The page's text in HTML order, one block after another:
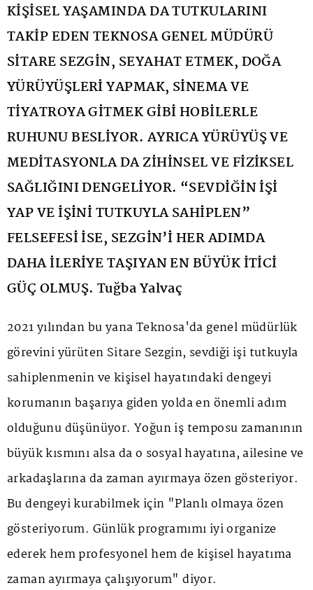
KİŞİSEL YAŞAMINDA DA TUTKULARINI
TAKİP EDEN TEKNOSA GENEL MÜDÜRÜ
SİTARE SEZGİN, SEYAHAT ETMEK, DOĞA
YÜRÜYÜŞLERİ YAPMAK, SİNEMA VE
TİYATROYA GİTMEK GİBİ HOBİLERLE
RUHUNU BESLİYOR. AYRICA YÜRÜYÜŞ VE
MEDİTASYONLA DA ZİHİNSEL VE FİZİKSEL
SAĞLIĞINI DENGELİYOR. “SEVDİĞİN İŞİ
YAP VE İŞİNİ TUTKUYLA SAHİPLEN”
FELSEFESİ İSE, SEZGİN’İ HER ADIMDA
DAHA İLERİYE TAŞIYAN EN BÜYÜK İTİCİ
GÜÇ OLMUŞ. Tuğba Yalvaç
2021 yılından bu yana Teknosa'da genel müdürlük
görevini yürüten Sitare Sezgin, sevdiği işi tutkuyla
sahiplenmenin ve kişisel hayatındaki dengeyi
korumanın başarıya giden yolda en önemli adım
olduğunu düşünüyor. Yoğun iş temposu zamanının
büyük kısmını alsa da o sosyal hayatına, ailesine ve
arkadaşlarına da zaman ayırmaya özen gösteriyor.
Bu dengeyi kurabilmek için "Planlı olmaya özen
gösteriyorum. Günlük programımı iyi organize
ederek hem profesyonel hem de kişisel hayatıma
zaman ayırmaya çalışıyorum" diyor.